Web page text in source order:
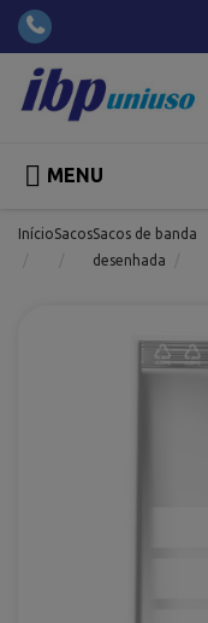
 MENU
InícioSacosSacos de banda
desenhada